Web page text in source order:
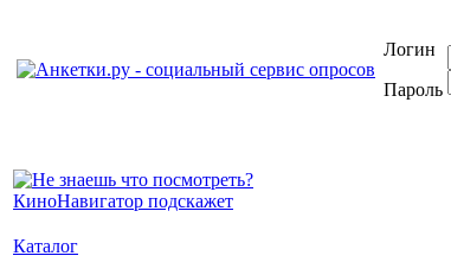
Логин
Пароль
Каталог